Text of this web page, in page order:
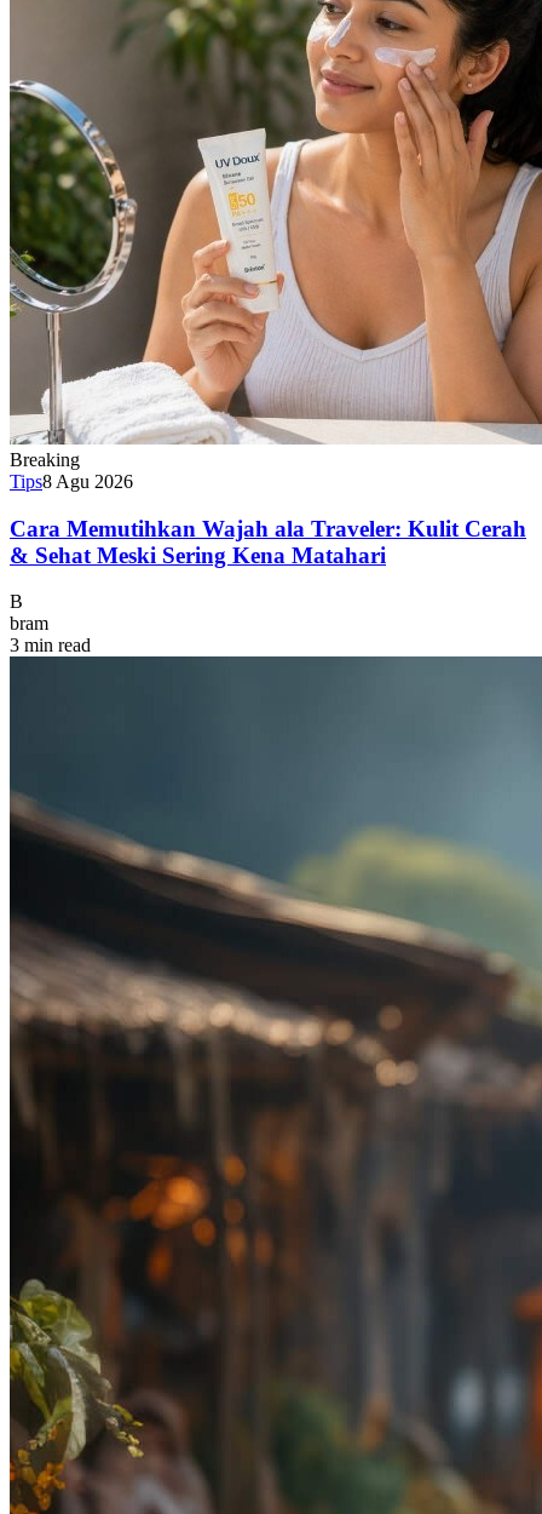
Breaking
Tips8 Agu 2026
Cara Memutihkan Wajah ala Traveler: Kulit Cerah
& Sehat Meski Sering Kena Matahari
B
bram
3 min read